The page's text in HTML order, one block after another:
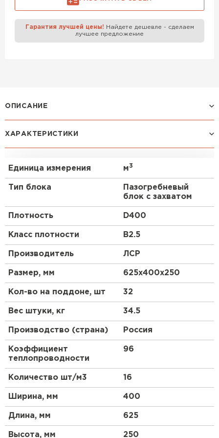
Гарантия лучшей цены! Найдете дешевле - сделаем
лучшее предложение
ОПИСАНИЕ
Газоблок, также известный как газобетон или
используется в современном строительстве. В
данном тексте мы рассмотрим основные аспекты,
связанные с газобетоном ЛСР Сертолово D400
400х250х625 мм в формате mini-FAQ.
Особенности
Что такое газобетон?
Газобетон, или газобетонный блок, представляет
собой легкий ячеистый бетон, который
производится из смеси цемента, песка, извести и
алюминиевой пудры. В процессе производства
происходит химическая реакция, в результате
которой образуются поры, придающие материалу
легкость и хорошие теплоизоляционные свойства.
Почему выбирают газоблок?
Газоблок выбирают за его высокую прочность,
легкость, экологичность и отличные
теплоизоляционные характеристики. Кроме того,
газобетонные блоки легко обрабатывать и
укладывать, что ускоряет процесс строительства.
Применение
Где используется газобетон?
ХАРАКТЕРИСТИКИ
Единица измерения м3
Тип блока
Пазогребневый
блок с захватом
Плотность D400
Класс плотности B2.5
Производитель ЛСР
Размер, мм 625х400х250
Кол-во на поддоне, шт 32
Вес штуки, кг 34.5
Производство (страна) Россия
Коэффициент
теплопроводности
96
Количество шт/м3 16
Ширина, мм 400
Длина, мм 625
Высота, мм 250
Газобетон Забудова